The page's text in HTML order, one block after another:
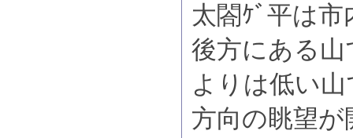
太閤ｹﾞ平は
後方にある
よりは低い
方向の眺望